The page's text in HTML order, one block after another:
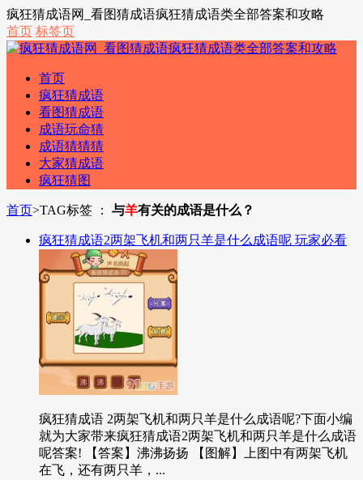
疯狂猜成语网_看图猜成语疯狂猜成语类全部答案和攻略
首页 标签页
首页
疯狂猜成语
看图猜成语
成语玩命猜
成语猜猜猜
大家猜成语
疯狂猜图
首页>TAG标签 ： 与羊有关的成语是什么？
疯狂猜成语2两架飞机和两只羊是什么成语呢 玩家必看
疯狂猜成语 2两架飞机和两只羊是什么成语呢?下面小编
就为大家带来疯狂猜成语2两架飞机和两只羊是什么成语
呢答案! 【答案】沸沸扬扬 【图解】上图中有两架飞机
在飞，还有两只羊，...